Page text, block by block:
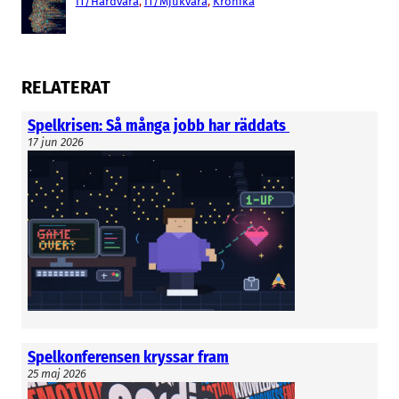
RELATERAT
Spelkrisen: Så många jobb har räddats
17 jun 2026
Spelkonferensen kryssar fram
25 maj 2026